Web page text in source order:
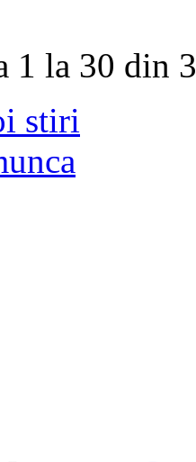
1 la 30 din
stiri